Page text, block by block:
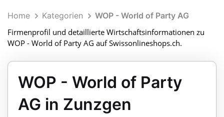
Home Kategorien
WOP - World of Party AG
Firmenprofil und detaillierte Wirtschaftsinformationen zu
WOP - World of Party AG auf Swissonlineshops.ch.
WOP - World of Party
AG in Zunzgen